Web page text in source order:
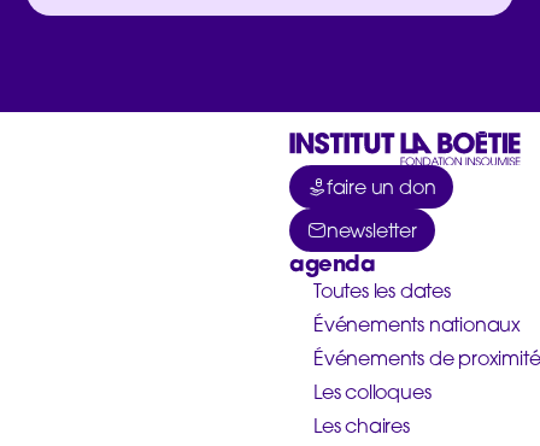
faire un don
newsletter
agenda
Toutes les dates
Événements nationaux
Événements de proximité
Les colloques
Les chaires